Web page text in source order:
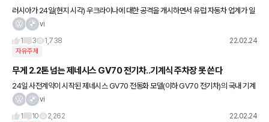
러시아가 24일(현지 시각) 우크라이나에 대한 공격을 개시하면서 유럽 자동차 업계가 일
제히 서방 제재에 촉각을 곤두세우고 있다. 코로나19 팬더믹과 반도체 수급 부족의 여파
vi
1
3 1,738 22.02.24
자유주제
무게 2.2톤 넘는 제네시스 GV70 전기차..기계식 주차장 못 쓴다
24일 사전계약이 시작된 제네시스 GV70 전동화 모델(이하 GV70 전기차)의 국내 기계
식 주차장 사용이 아예 불가능한 것으로 나타났다. 제네시스가 이날 공개한 GV70 전기
vi
1
10 2,262 22.02.24